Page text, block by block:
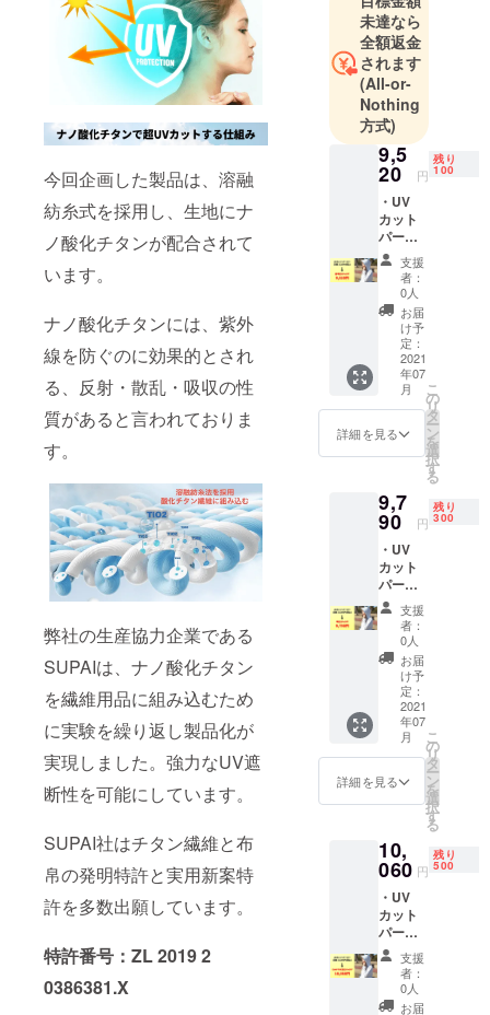
今回企画した製品は、溶融
紡糸式を採用し、生地にナ
ノ酸化チタンが配合されて
います。
ナノ酸化チタンには、紫外
線を防ぐのに効果的とされ
る、反射・散乱・吸収の性
質があると言われておりま
す。
弊社の生産協力企業である
SUPAIは、ナノ酸化チタン
を繊維用品に組み込むため
に実験を繰り返し製品化が
実現しました。強力なUV遮
断性を可能にしています。
SUPAI社はチタン繊維と布
帛の発明特許と実用新案特
許を多数出願しています。
特許番号：ZL 2019 2
0386381.X
プリ「Ageru
フリマ」と
ECショップ
「AGERU厳
選」を展開
しておりま
す。
ECショップ
「AGERU厳
選」では海
外の素晴ら
しい製品を
発掘して日
本の皆様に
紹介すると
共に、メー
カー様の日
本市場への
進出のお手
て頂いてお
ります。
初期不良の
交換、商品
保証、ご購
入後のアフ
ターサービ
スも万全に
行いますの
で、安心し
てご利用く
ださい。
中にある
「良い製
品」を厳選
し、皆さま
にお届けい
たします。
応援を宜し
未達なら
全額返金
されます
(All-or-
Nothing
方式)
9,5
20 円
残り
100
・UV
カット
パー
カー×1
着 ・超
早割
30%OF
F適用
・カ
ラー :
ホワイ
ト ・必
ずサイ
ズをお
選び下
4XL)
【注意
事項】
※プロ
ジェク
ト完了
後、ス
ジュー
ル通り
製品を
皆様に
お届け
できる
様努め
ます
が、コ
でスケ
ジュー
れが出
る可能
性がご
ざいま
す。
支援
者：
0人
お届
け予
定：
2021
年07
月
詳細を見る
こ
の
リ
タ
ー
ン
を
選
択
す
る
9,7
90 円
残り
300
・UV
カット
パー
カー×1
着 ・早
28%OF
F適用
・カ
ラー :
ホワイ
ト ・必
ずサイ
ズをお
選び下
4XL)
【注意
事項】
※プロ
ジェク
ト完了
後、ス
ジュー
ル通り
支援
者：
0人
お届
け予
定：
2021
年07
月
詳細を見る
こ
の
リ
タ
ー
ン
を
選
択
す
る
10,
060 円
残り
500
・UV
カット
パー
カー×1
着 ・早
26%OF
支援
者：
0人
お届